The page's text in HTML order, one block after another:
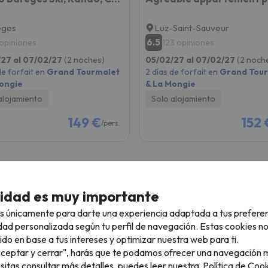
al 07/02/27 (2 noches)
forfait en Grand Tourmalet
149 €/pers.
Luz-Saint-Sauveur
6.5 123 opiniones
05/02/27 al 07/02/27 (2
2 días de forfait en Grand
& La Mongie
Solo alojamiento
152
Esquí en Navidad
4 noches + 3 Días de forfait
Desde
es muy importante
únicamente para darte una experiencia adaptada a tus
personalizada según tu perfil de navegación. Estas cookies
en base a tus intereses y optimizar nuestra web para ti.
y cerrar", harás que te podamos ofrecer una navegación
consultar más detalles, puedes leer nuestra Política de